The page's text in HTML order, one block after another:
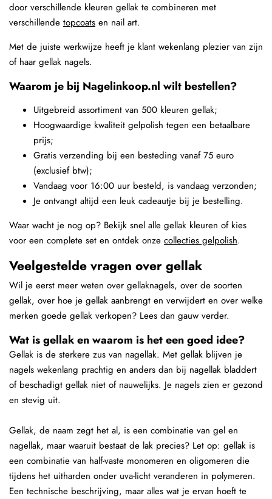
door verschillende kleuren gellak te combineren met
verschillende topcoats en nail art.
Met de juiste werkwijze heeft je klant wekenlang plezier van zijn
of haar gellak nagels.
Waarom je bij Nagelinkoop.nl wilt bestellen?
Uitgebreid assortiment van 500 kleuren gellak;
Hoogwaardige kwaliteit gelpolish tegen een betaalbare
prijs;
Gratis verzending bij een besteding vanaf 75 euro
(exclusief btw);
Vandaag voor 16:00 uur besteld, is vandaag verzonden;
Je ontvangt altijd een leuk cadeautje bij je bestelling.
Waar wacht je nog op? Bekijk snel alle gellak kleuren of kies
voor een complete set en ontdek onze collecties gelpolish.
Veelgestelde vragen over gellak
Wil je eerst meer weten over gellaknagels, over de soorten
gellak, over hoe je gellak aanbrengt en verwijdert en over welke
merken goede gellak verkopen? Lees dan gauw verder.
Wat is gellak en waarom is het een goed idee?
Gellak is de sterkere zus van nagellak. Met gellak blijven je
nagels wekenlang prachtig en anders dan bij nagellak bladdert
of beschadigt gellak niet of nauwelijks. Je nagels zien er gezond
en stevig uit.
Gellak, de naam zegt het al, is een combinatie van gel en
nagellak, maar waaruit bestaat de lak precies? Let op: gellak is
een combinatie van half-vaste monomeren en oligomeren die
tijdens het uitharden onder uva-licht veranderen in polymeren.
Een technische beschrijving, maar alles wat je ervan hoeft te